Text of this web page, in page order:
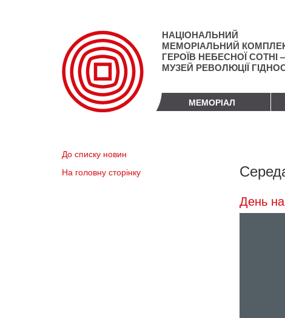
НАЦІОНАЛЬНИЙ
МЕМОРІАЛЬНИЙ
ГЕРОЇВ НЕБЕСНОЇ СОТНІ –
МУЗЕЙ РЕВОЛЮЦІЇ
МЕМОРІАЛ
До списку новин
На головну сторінку
День